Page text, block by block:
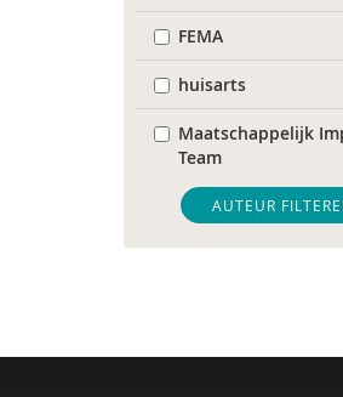
FEMA
huisarts
Maatschappelijk
Team
Mariëlle Bruning
Movisie
Raad voor
AUTEUR